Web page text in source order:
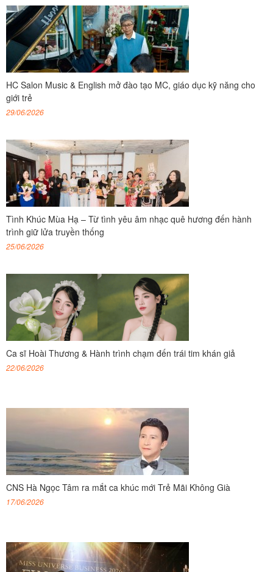
HC Salon Music & English mở đào tạo MC, giáo dục kỹ năng cho
giới trẻ
29/06/2026
Tình Khúc Mùa Hạ – Từ tình yêu âm nhạc quê hương đến hành
trình giữ lửa truyền thống
25/06/2026
Ca sĩ Hoài Thương & Hành trình chạm đến trái tim khán giả
22/06/2026
CNS Hà Ngọc Tâm ra mắt ca khúc mới Trẻ Mãi Không Già
17/06/2026